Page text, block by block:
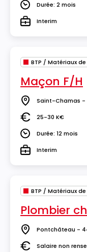
DuréeDurée: 2 mois
TypeInterim
Maçon F/H
Lieu Saint-Chamas -
Salaire25-30 K€
DuréeDurée: 12 mois
TypeInterim
Plombier
Lieu Pontchâteau -
Salaire non